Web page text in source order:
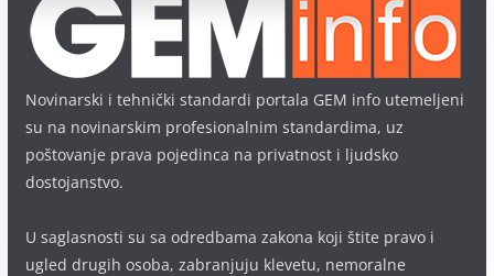
Novinarski i tehnički standardi portala GEM info utemeljeni
su na novinarskim profesionalnim standardima, uz
poštovanje prava pojedinca na privatnost i ljudsko
dostojanstvo.
U saglasnosti su sa odredbama zakona koji štite pravo i
ugled drugih osoba, zabranjuju klevetu, nemoralne